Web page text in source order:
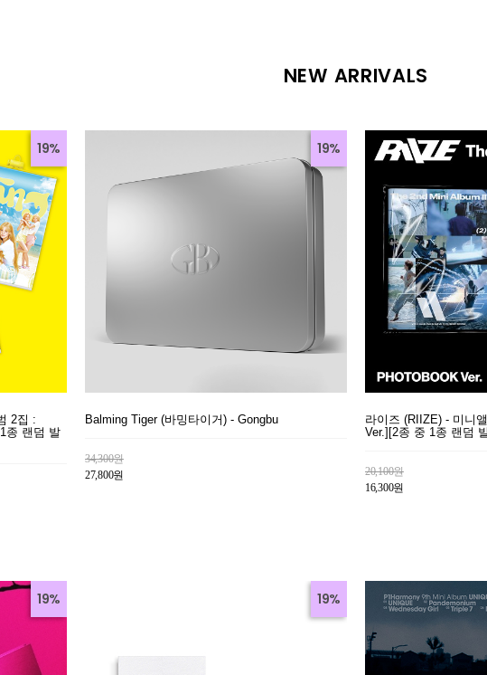
NEW ARRIVALS
19%
2집 :
종 랜덤 발
19%
Balming Tiger (바밍타이거) - Gongbu
34,300원
27,800원
라이즈 (RIIZE) - 미니
Ver.][2종 중 1종 랜덤
20,100원
16,300원
19% 19%